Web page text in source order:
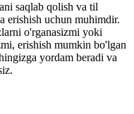
saqlab qolish va til
erishish uchun muhimdir.
o'rganasizmi yoki
erishish mumkin bo'lgan
yordam beradi va